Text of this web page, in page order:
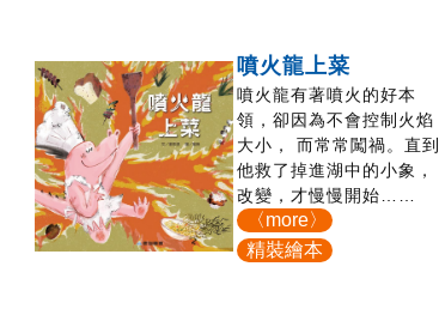
噴火龍上菜
噴火龍有著噴火的好本
領，卻因為不會控制火焰
大小， 而常常闖禍。直到
他救了掉進湖中的小象，
改變，才慢慢開始……
〈more〉
精裝繪本